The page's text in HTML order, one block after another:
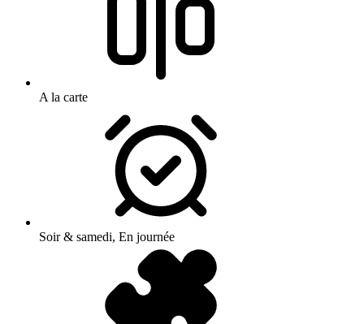
A la carte
Soir & samedi, En journée